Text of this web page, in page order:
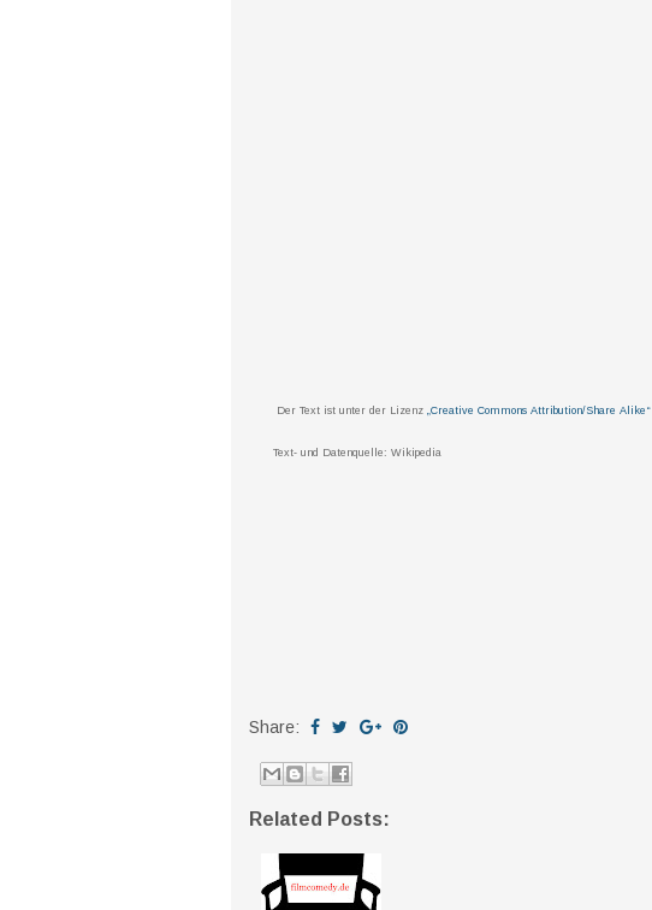
Der Text ist unter der Lizenz „Creative Commons Attribution/Share Alike“
Text- und Datenquelle: Wikipedia
Share:
Related Posts: